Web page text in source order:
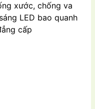
xước, chống va
LED bao quanh
cấp